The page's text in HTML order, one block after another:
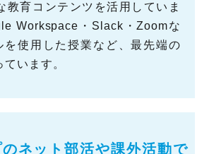
教育コンテンツを活用していま
Workspace・Slack・Zoomな
を使用した授業など、最先端の
います。
ネット部活や課外活動で